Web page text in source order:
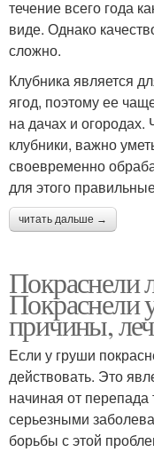
течение всего года
виде. Однако
сложно.
Клубника является
ягод, поэтому ее
на дачах и
клубники, важно
своевременно
для этого
читать дальше →
Покраснели
Покраснели
причины,
Если у груши
действовать. Это
начиная от перепада
серьезными
борьбы с этой